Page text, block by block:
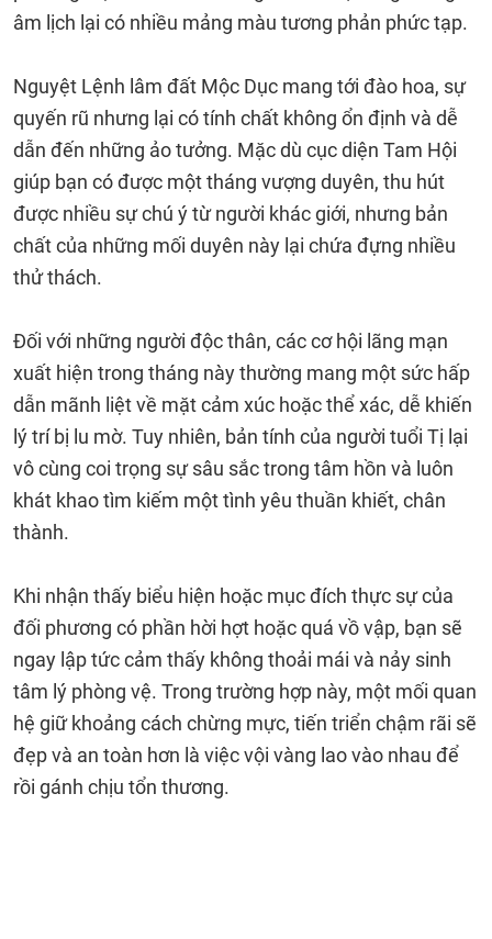
âm lịch lại có nhiều mảng màu tương phản phức tạp.
Nguyệt Lệnh lâm đất Mộc Dục mang tới đào hoa, sự
quyến rũ nhưng lại có tính chất không ổn định và dễ
dẫn đến những ảo tưởng. Mặc dù cục diện Tam Hội
giúp bạn có được một tháng vượng duyên, thu hút
được nhiều sự chú ý từ người khác giới, nhưng bản
chất của những mối duyên này lại chứa đựng nhiều
thử thách.
Đối với những người độc thân, các cơ hội lãng mạn
xuất hiện trong tháng này thường mang một sức hấp
dẫn mãnh liệt về mặt cảm xúc hoặc thể xác, dễ khiến
lý trí bị lu mờ. Tuy nhiên, bản tính của người tuổi Tị lại
vô cùng coi trọng sự sâu sắc trong tâm hồn và luôn
khát khao tìm kiếm một tình yêu thuần khiết, chân
thành.
Khi nhận thấy biểu hiện hoặc mục đích thực sự của
đối phương có phần hời hợt hoặc quá vồ vập, bạn sẽ
ngay lập tức cảm thấy không thoải mái và nảy sinh
tâm lý phòng vệ. Trong trường hợp này, một mối quan
hệ giữ khoảng cách chừng mực, tiến triển chậm rãi sẽ
đẹp và an toàn hơn là việc vội vàng lao vào nhau để
rồi gánh chịu tổn thương.